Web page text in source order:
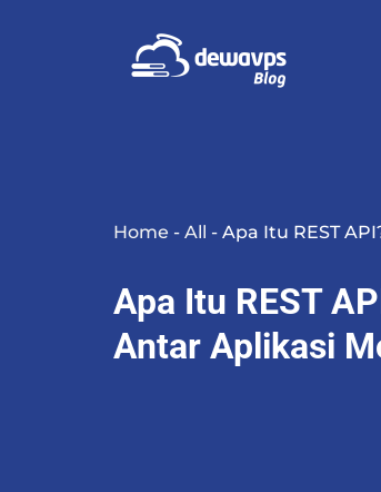
Home - All - Apa Itu REST
Apa Itu REST
Antar Aplikasi